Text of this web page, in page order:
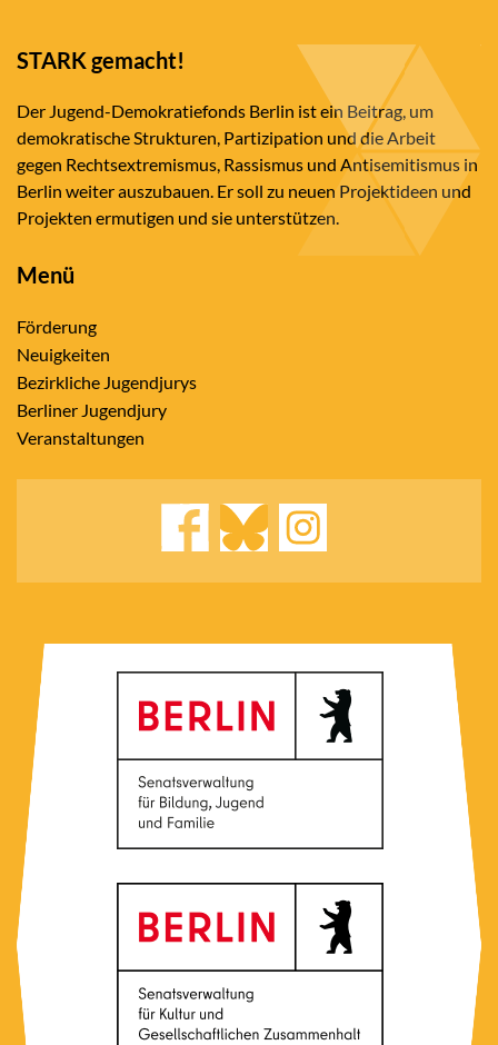
STARK gemacht!
Der Jugend-Demokratiefonds Berlin ist ein Beitrag, um
demokratische Strukturen, Partizipation und die Arbeit
gegen Rechtsextremismus, Rassismus und Antisemitismus in
Berlin weiter auszubauen. Er soll zu neuen Projektideen und
Projekten ermutigen und sie unterstützen.
Menü
Förderung
Neuigkeiten
Bezirkliche Jugendjurys
Berliner Jugendjury
Veranstaltungen